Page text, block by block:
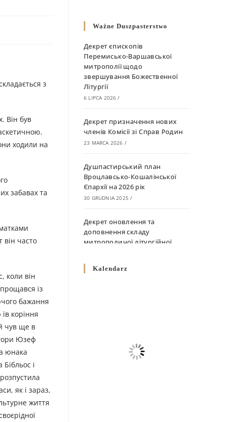
з
Він був
ходили на
забавах та
часто
коли він
із
бажання
коріння
чув ще в
Юзеф
юнака
і
як і зараз,
життя
Ważne Duszpasterstwo
Декрет єпископів
Перемисько-Варшавської
митрополії щодо
звершування Божественної
Літургії
6 LIPCA 2026 /
Декрет призначення нових
членів Комісії зі Справ Родин
23 MARCA 2026 /
Душпастирський план
Вроцлавсько-Кошалінської
Єпархії на 2026 рік
30 GRUDNIA 2025 /
Декрет оновлення та
доповнення складу
митрополичої літургійної
10 GRUDNIA 2025
Декрет про відзначення
Великодня і всіх рухомих
Kalendarz